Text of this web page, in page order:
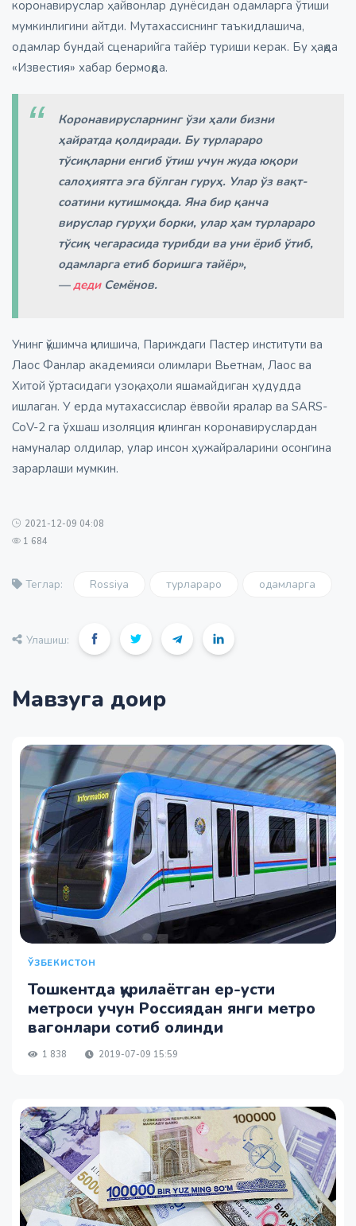
коронавируслар ҳайвонлар дунёсидан одамларга ўтиши
мумкинлигини айтди. Мутахассиснинг таъкидлашича,
одамлар бундай сценарийга тайёр туриши керак. Бу ҳақда
«Известия» хабар бермоқда.
Коронавирусларнинг ўзи ҳали бизни
ҳайратда қолдиради. Бу турлараро
тўсиқларни енгиб ўтиш учун жуда юқори
салоҳиятга эга бўлган гуруҳ. Улар ўз вақт-
соатини кутишмоқда. Яна бир қанча
вируслар гуруҳи борки, улар ҳам турлараро
тўсиқ чегарасида турибди ва уни ёриб ўтиб,
одамларга етиб боришга тайёр»,
—дедиСемёнов.
Унинг қўшимча қилишича, Париждаги Пастер институти ва
Лаос Фанлар академияси олимлари Вьетнам, Лаос ва
Хитой ўртасидаги узоқ, аҳоли яшамайдиган ҳудудда
ишлаган. У ерда мутахассислар ёввойи яралар ва SARS-
CoV-2 га ўхшаш изоляция қилинган коронавируслардан
намуналар олдилар, улар инсон ҳужайраларини осонгина
зарарлаши мумкин.
2021-12-09 04:08
1 684
Теглар: Rossiya турлараро одамларга
Улашиш:
Мавзуга доир
ЎЗБЕКИСТОН
Тошкентда қурилаётган ер-усти
метроси учун Россиядан янги метро
вагонлари сотиб олинди
1 838 2019-07-09 15:59